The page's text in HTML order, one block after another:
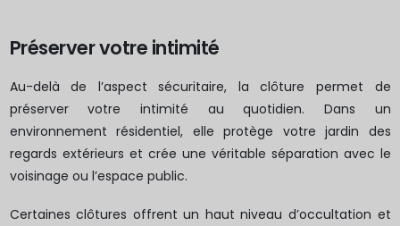
Préserver votre intimité
Au-delà de l’aspect sécuritaire, la clôture permet de
préserver votre intimité au quotidien. Dans un
environnement résidentiel, elle protège votre jardin des
regards extérieurs et crée une véritable séparation avec le
voisinage ou l’espace public.
Certaines clôtures offrent un haut niveau d’occultation et